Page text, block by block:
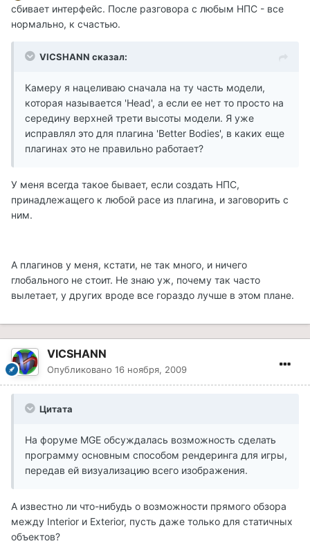
сбивает интерфейс. После разговора с любым НПС - все
нормально, к счастью.
VICSHANN сказал:
Камеру я нацеливаю сначала на ту часть модели,
которая называется 'Head', а если ее нет то просто на
середину верхней трети высоты модели. Я уже
исправлял это для плагина 'Better Bodies', в каких еще
плагинах это не правильно работает?
У меня всегда такое бывает, если создать НПС,
принадлежащего к любой расе из плагина, и заговорить с
ним.
А плагинов у меня, кстати, не так много, и ничего
глобального не стоит. Не знаю уж, почему так часто
вылетает, у других вроде все гораздо лучше в этом плане.
VICSHANN
Опубликовано 16 ноября, 2009
Цитата
На форуме MGE обсуждалась возможность сделать
программу основным способом рендеринга для игры,
передав ей визуализацию всего изображения.
А известно ли что-нибудь о возможности прямого обзора
между Interior и Exterior, пусть даже только для статичных
объектов?